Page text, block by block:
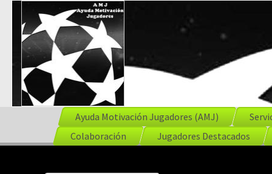
Ayuda Motivación Jugadores (AMJ)
Colaboración
Jugadores Destacados